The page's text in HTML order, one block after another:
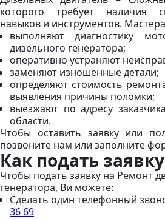
которого требует наличия
навыков и инструментов.
выполняют диагностику
дизельного генератора;
оперативно устраняют
заменяют изношенные детали;
определяют стоимость
выявления причины поломки;
выезжают по адресу
области.
Чтобы оставить заявку или
позвоните нам или заполните
Как подать
Чтобы подать заявку на Ремонт
генератора, Ви можете:
Сделать один телефонный
36 69